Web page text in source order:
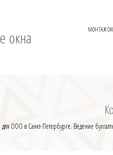
окна МОНТАЖ
для ООО в Санкт-Петербурге. Ведение